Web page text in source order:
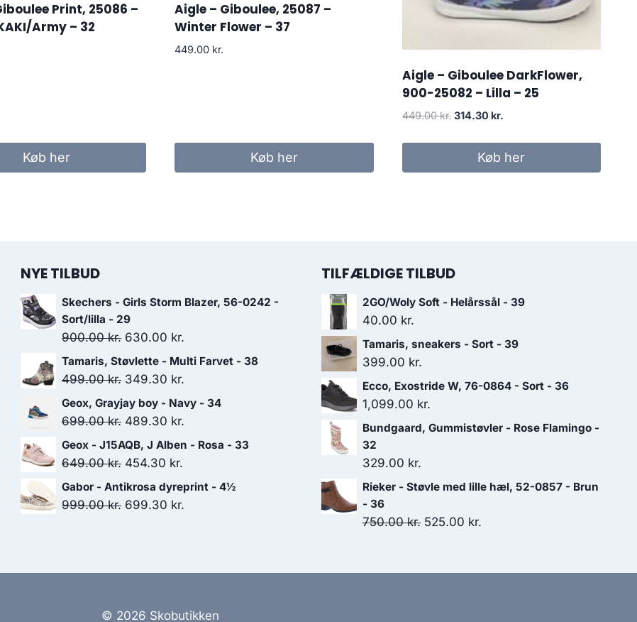
Print, 25086 –
Army – 32
Køb her
Aigle – Giboulee, 25087 –
Winter Flower – 37
449.00 kr.
Køb her
Aigle – Giboulee DarkFlower,
900-25082 – Lilla – 25
449.00kr. Den
314.30 kr.
er:
Køb her
NYE TILBUD
Skechers - Girls Storm Blazer, 56-0242 -
Sort/lilla - 29
900.00kr. Den
oprindelige
pris
900.00 kr..
630.00 kr.
aktuelle
630.00 kr..
Tamaris, Støvlette - Multi Farvet - 38
499.00kr. Den
oprindelige
pris
499.00 kr..
349.30 kr.
aktuelle
Geox, Grayjay boy - Navy - 34
699.00kr. Den
oprindelige
pris
699.00 kr..
489.30 kr.
aktuelle
489.30 kr..
Geox - J15AQB, J Alben - Rosa - 33
649.00kr. Den
oprindelige
pris
454.30 kr.
aktuelle
Gabor - Antikrosa dyreprint - 4½
999.00kr. Den
699.30 kr.
TILFÆLDIGE TILBUD
2GO/Woly Soft - Helårssål - 39
40.00 kr.
Tamaris, sneakers - Sort - 39
399.00 kr.
Ecco, Exostride W, 76-0864 - Sort - 36
1,099.00 kr.
Bundgaard, Gummistøvler - Rose Flamingo -
32
329.00 kr.
Rieker - Støvle med lille hæl, 52-0857 - Brun
- 36
750.00kr. Den
525.00 kr.
© 2026 Skobutikken